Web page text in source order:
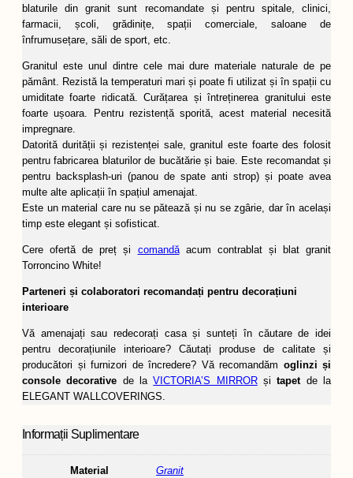
blaturile din granit sunt recomandate și pentru spitale, clinici,
farmacii, școli, grădinițe, spații comerciale, saloane de
înfrumusețare, săli de sport, etc.
Granitul este unul dintre cele mai dure materiale naturale de pe
pământ. Rezistă la temperaturi mari și poate fi utilizat și în spații cu
umiditate foarte ridicată. Curățarea și întreținerea granitului este
foarte ușoara. Pentru rezistență sporită, acest material necesită
impregnare.
Datorită durității și rezistenței sale, granitul este foarte des folosit
pentru fabricarea blaturilor de bucătărie și baie. Este recomandat și
pentru backsplash-uri (panou de spate anti strop) și poate avea
multe alte aplicații în spațiul amenajat.
Este un material care nu se pătează și nu se zgârie, dar în același
timp este elegant și sofisticat.
Cere ofertă de preț și comandăacum contrablat și blat granit
Torroncino White!
Parteneri și colaboratori recomandați pentru decorațiuni
interioare
Vă amenajați sau redecorați casa și sunteți în căutare de idei
pentru decorațiunile interioare? Căutați produse de calitate și
producători și furnizori de încredere? Vă recomandăm oglinzi și
console decorative de laVICTORIA’S MIRRORșitapetde la
ELEGANT WALLCOVERINGS.
Informații Suplimentare
Material Granit